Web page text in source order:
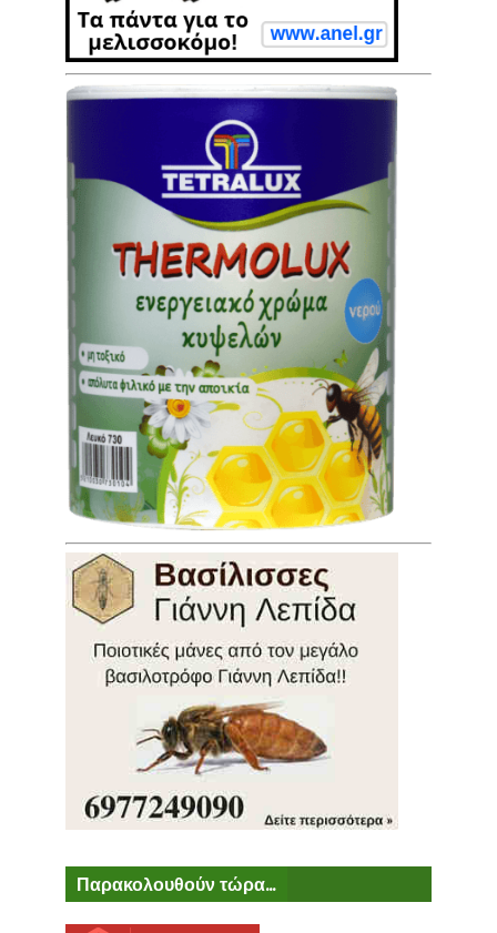
Παρακολουθούν τώρα...